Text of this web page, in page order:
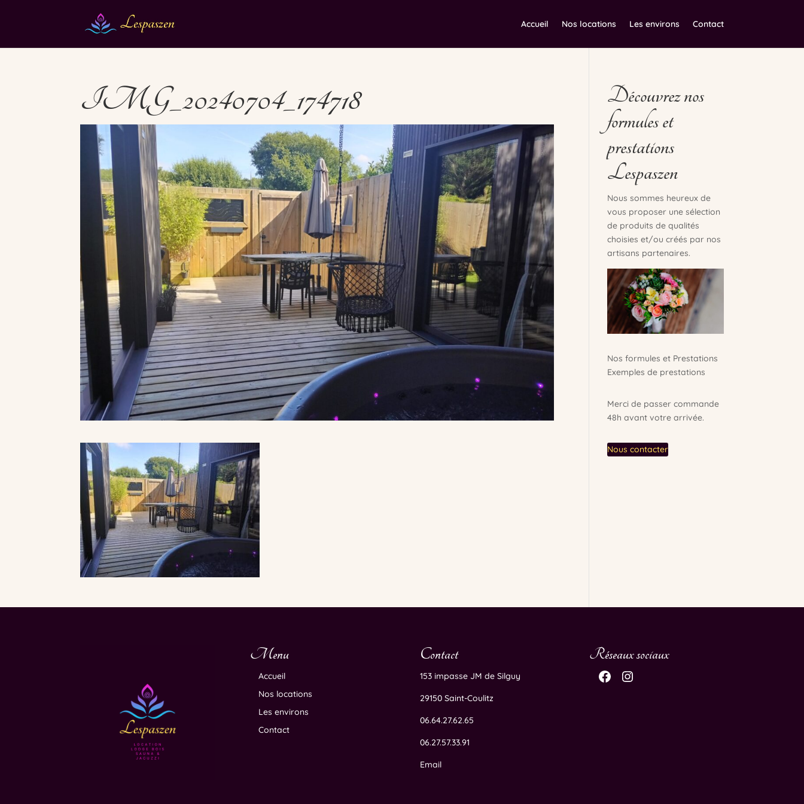
Accueil Nos locations Les environs Contact
IMG_20240704_174718
Découvrez nos
formules et
prestations
Lespaszen
Nous sommes heureux de
vous proposer une sélection
de produits de qualités
choisies et/ou créés par nos
artisans partenaires.
Nos formules et Prestations
Exemples de prestations
Merci de passer commande
48h avant votre arrivée.
Nous contacter
Menu
Accueil
Nos locations
Les environs
Contact
Contact
153 impasse JM de Silguy
29150 Saint-Coulitz
06.64.27.62.65
06.27.57.33.91
Email
Réseaux sociaux
Facebook
Instagram